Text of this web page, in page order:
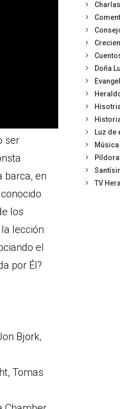
ser
barca, en
los
lección
el
por Él?
Bjork,
Tomas
Doña
Luz de
TV